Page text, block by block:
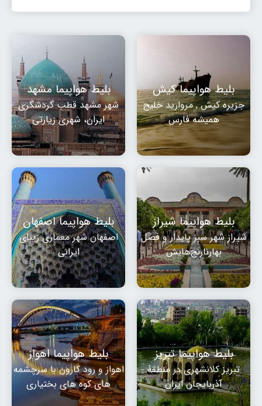
بلیط هواپیما کیش
جزیره کیش , مروارید خلیج
همیشه فارس
بلیط هواپیما مشهد
شهر مشهد قطب گردشگری
ایران، شهری زیارتی
بلیط هواپیما شیراز
شیراز شهر سبز پایدار و فصل
بهارنارنج‌هایش
بلیط هواپیما اصفهان
اصفهان شهر معماری زیبای
ایرانی
بلیط هواپیما تبریز
تبریز کلانشهری در منطقهٔ
آذربایجان ایران
بلیط هواپیما اهواز
اهواز و رود کارون با سرچشمه
های کوه های بختیاری